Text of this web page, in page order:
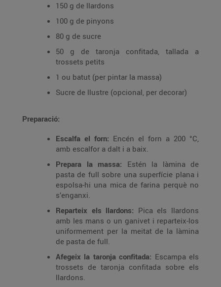
150 g de llardons
100 g de pinyons
80 g de sucre
50 g de taronja confitada, tallada a
trossets petits
1 ou batut (per pintar la massa)
Sucre de llustre (opcional, per decorar)
Preparació:
Escalfa el forn: Encén el forn a 200 °C,
amb escalfor a dalt i a baix.
Prepara la massa: Estén la làmina de
pasta de full sobre una superfície plana i
espolsa-hi una mica de farina perquè no
s’enganxi.
Reparteix els llardons: Pica els llardons
amb les mans o un ganivet i reparteix-los
uniformement per la meitat de la làmina
de pasta de full.
Afegeix la taronja confitada: Escampa els
trossets de taronja confitada sobre els
llardons.